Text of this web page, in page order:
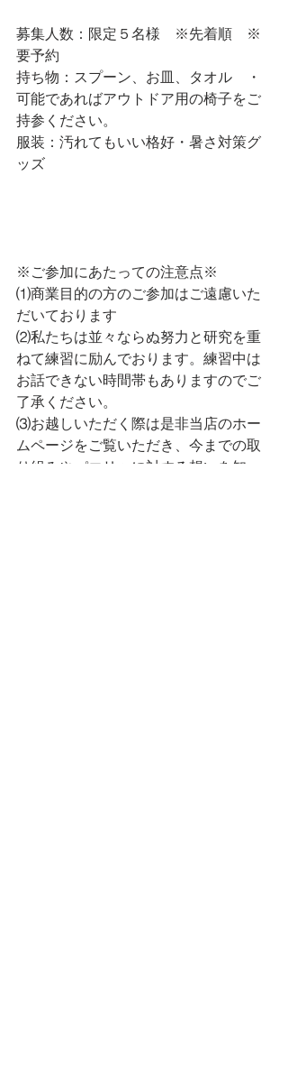
募集人数：限定５名様　※先着順　※
要予約
持ち物：スプーン、お皿、タオル　・
可能であればアウトドア用の椅子をご
持参ください。
服装：汚れてもいい格好・暑さ対策グ
ッズ
※ご参加にあたっての注意点※
⑴商業目的の方のご参加はご遠慮いた
だいております
⑵私たちは並々ならぬ努力と研究を重
ねて練習に励んでおります。練習中は
お話できない時間帯もありますのでご
了承ください。
⑶お越しいただく際は是非当店のホー
ムページをご覧いただき、今までの取
り組みやパエリャに対する想いを知っ